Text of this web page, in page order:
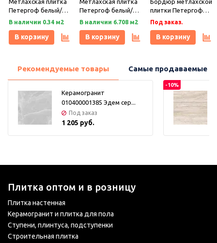
Петергоф белый/
черный (001/013)
(Керамарк)
В наличии 0.34 м2
В корзину
Петергоф белый/
черный (001/013)
(Керамарк)
В наличии 6.708 м2
В корзину
плитки Петергоф
белый/черный
(001/013) 30,9х15,8,
Keramark (Керамарк)
Под заказ.
В корзину
Рекомендуемые товары Самые продаваемые
Керамогранит
010400001385 Эдем сер...
Под заказ
1 205 руб.
-10%
Плитка оптом и в розницу
Плитка настенная
Керамогранит и плитка для пола
Ступени, плинтуса, подступенки
Строительная плитка